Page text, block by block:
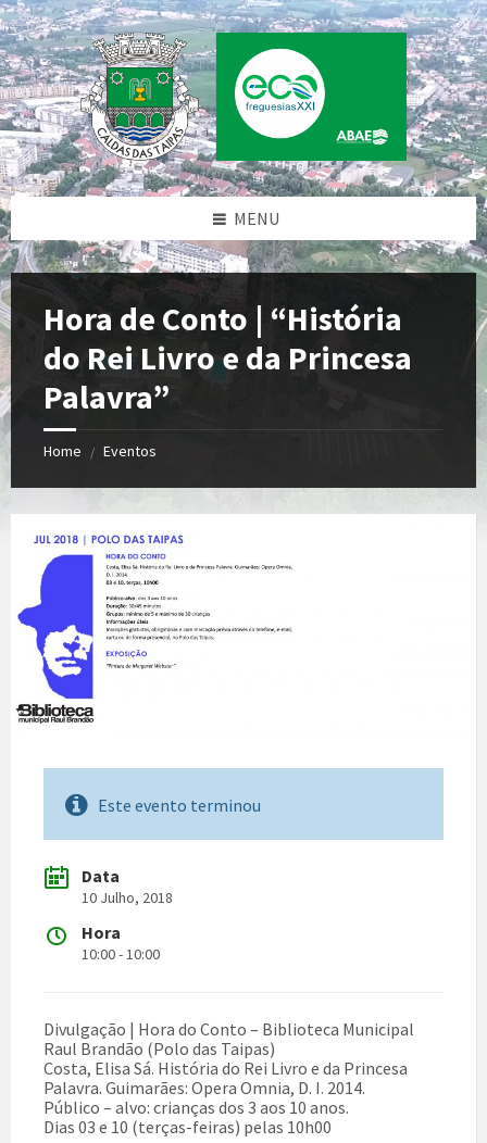
Skip
to
content
Skip
to
left
sidebar
Skip
to
footer
MENU
Hora de Conto | “História
do Rei Livro e da Princesa
Palavra”
Home / Eventos
Este evento terminou
Data
10 Julho, 2018
Hora
10:00 - 10:00
Divulgação | Hora do Conto – Biblioteca Municipal
Raul Brandão (Polo das Taipas)
Costa, Elisa Sá. História do Rei Livro e da Princesa
Palavra. Guimarães: Opera Omnia, D. I. 2014.
Público – alvo: crianças dos 3 aos 10 anos.
Dias 03 e 10 (terças-feiras) pelas 10h00